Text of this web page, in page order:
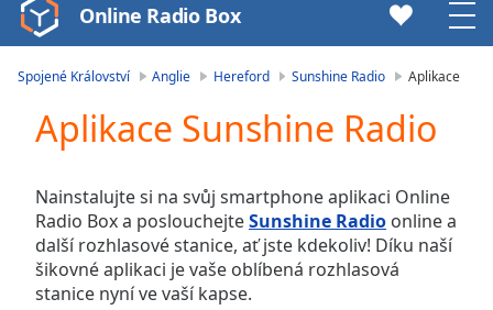
Video
Player
Play
Video
Skip
Backward
Skip
Forward
Mute
Current
Online Radio Box
Spojené Království Anglie Hereford Sunshine Radio Aplikace
Aplikace Sunshine Radio
Nainstalujte si na svůj smartphone aplikaci Online
Radio Box a poslouchejteSunshine Radio online a
další rozhlasové stanice, ať jste kdekoliv! Díku naší
šikovné aplikaci je vaše oblíbená rozhlasová
stanice nyní ve vaší kapse.